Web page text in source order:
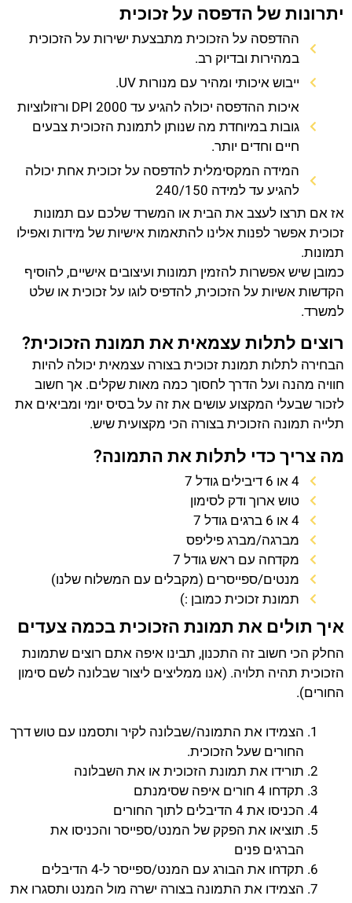
יתרונות של הדפסה על זכוכית
ההדפסה על הזכוכית מתבצעת ישירות על הזכוכית
במהירות ובדיוק רב.
ייבוש איכותי ומהיר עם מנורות UV.
איכות ההדפסה יכולה להגיע עד 2000 DPI ורזולוציות
גובות במיוחדת מה שנותן לתמונת הזכוכית צבעים
חיים וחדים יותר.
המידה המקסימלית להדפסה על זכוכית אחת יכולה
להגיע עד למידה 240/150
אז אם תרצו לעצב את הבית או המשרד שלכם עם תמונות
זכוכית אפשר לפנות אלינו להתאמות אישיות של מידות ואפילו
תמונות.
כמובן שיש אפשרות להזמין תמונות ועיצובים אישיים, להוסיף
הקדשות אשיות על הזכוכית, להדפיס לוגו על זכוכית או שלט
למשרד.
רוצים לתלות עצמאית את תמונת הזכוכית?
הבחירה לתלות תמונת זכוכית בצורה עצמאית יכולה להיות
חוויה מהנה ועל הדרך לחסוך כמה מאות שקלים. אך חשוב
לזכור שבעלי המקצוע עושים את זה על בסיס יומי ומביאים את
תלייה תמונה הזכוכית בצורה הכי מקצועית שיש.
מה צריך כדי לתלות את התמונה?
4 או 6 דיבילים גודל 7
טוש ארוך ודק לסימון
4 או 6 ברגים גודל 7
מברגה/מברג פיליפס
מקדחה עם ראש גודל 7
מנטים/ספייסרים (מקבלים עם המשלוח שלנו)
תמונת זכוכית כמובן :)
איך תולים את תמונת הזכוכית בכמה צעדים
החלק הכי חשוב זה התכנון, תבינו איפה אתם רוצים שתמונת
הזכוכית תהיה תלויה. (אנו ממליצים ליצור שבלונה לשם סימון
החורים).
הצמידו את התמונה/שבלונה לקיר ותסמנו עם טוש דרך
החורים שעל הזכוכית.
תורידו את תמונת הזכוכית או את השבלונה
תקדחו 4 חורים איפה שסימנתם
הכניסו את 4 הדיבלים לתוך החורים
תוציאו את הפקק של המנט/ספייסר והכניסו את
הברגים פנים
תקדחו את הבורג עם המנט/ספייסר ל-4 הדיבלים
הצמידו את התמונה בצורה ישרה מול המנט ותסגרו את